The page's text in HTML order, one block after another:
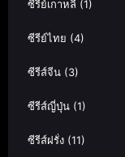
ซีรี่ย์เกาหลี (1)
ซีรีย์ไทย (4)
ซีรีส์จีน (3)
ซีรีส์ญี่ปุ่น (1)
ซีรีส์ฝรั่ง (11)